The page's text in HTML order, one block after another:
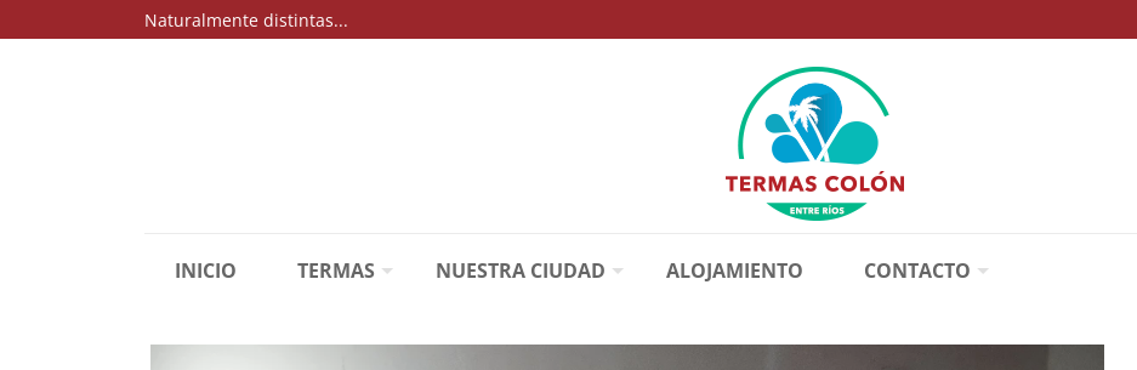
Naturalmente distintas...
INICIO TERMAS NUESTRA CIUDAD ALOJAMIENTO CONTACTO